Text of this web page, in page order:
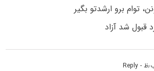
قبول شد آزاد
- Reply